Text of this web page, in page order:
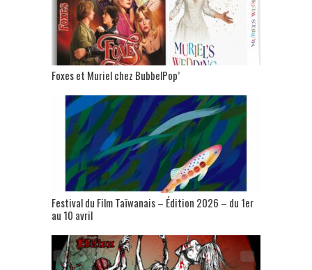
Foxes et Muriel chez BubbelPop’
Festival du Film Taïwanais – Édition 2026 – du 1er
au 10 avril